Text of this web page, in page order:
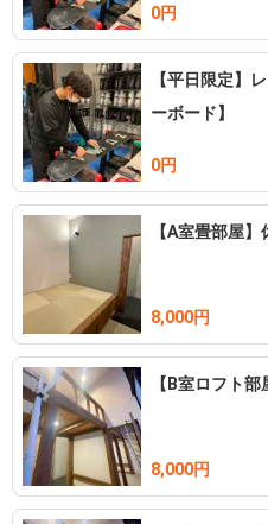
0円
【平日限定】
ーボード】
0円
【A室畳部屋
8,000円
【B室ロフト
8,000円